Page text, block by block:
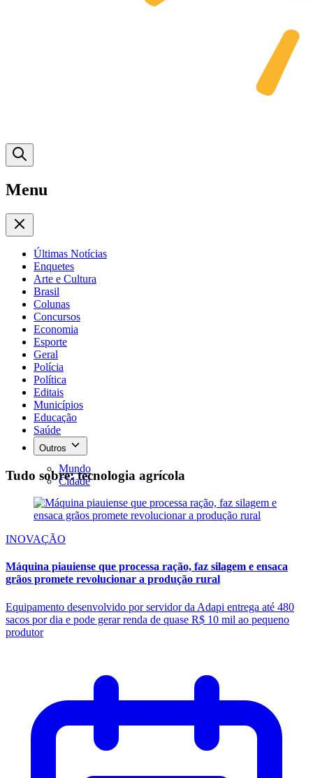
Menu
Últimas Notícias
Enquetes
Arte e Cultura
Brasil
Colunas
Concursos
Economia
Esporte
Geral
Polícia
Política
Editais
Municípios
Educação
Saúde
Outros
Mundo
Cidade
Tudo sobre: tecnologia agrícola
INOVAÇÃO
Máquina piauiense que processa ração, faz silagem e ensaca
grãos promete revolucionar a produção rural
Equipamento desenvolvido por servidor da Adapi entrega até 480
sacos por dia e pode gerar renda de quase R$ 10 mil ao pequeno
produtor